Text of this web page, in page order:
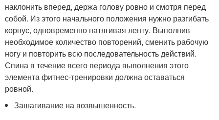
наклонить вперед, держа голову ровно и смотря перед
собой. Из этого начального положения нужно разгибать
корпус, одновременно натягивая ленту. Выполнив
необходимое количество повторений, сменить рабочую
ногу и повторить всю последовательность действий.
Спина в течение всего периода выполнения этого
элемента фитнес-тренировки должна оставаться
ровной.
Зашагивание на возвышенность.